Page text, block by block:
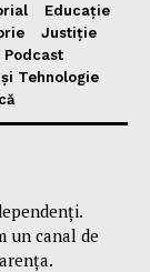
Educație
Justiție
Podcast
Tehnologie
un canal de